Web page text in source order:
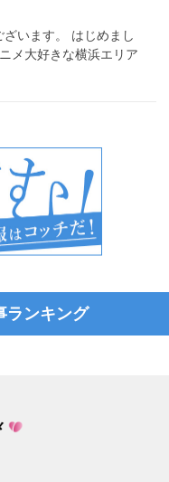
います。 はじめまし
メ大好きな横浜エリア
ランキング